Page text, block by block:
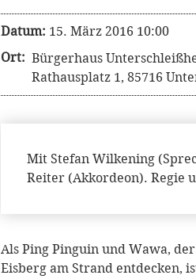
Datum: 15. März 2016 10:00
Ort: Bürgerhaus
Rathausplatz 1, 85716
Mit Stefan Wilkening
Reiter (Akkordeon). Regie
Als Ping Pinguin und Wawa,
Eisberg am Strand entdecken,